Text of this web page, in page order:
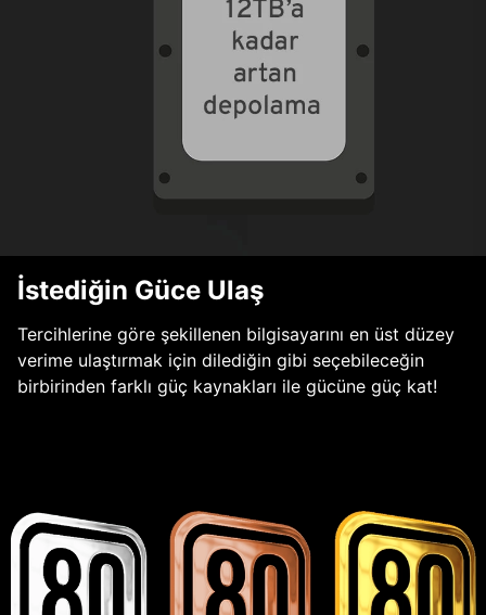
İstediğin Güce Ulaş
Tercihlerine göre şekillenen bilgisayarını en üst düzey
verime ulaştırmak için dilediğin gibi seçebileceğin
birbirinden farklı güç kaynakları ile gücüne güç kat!